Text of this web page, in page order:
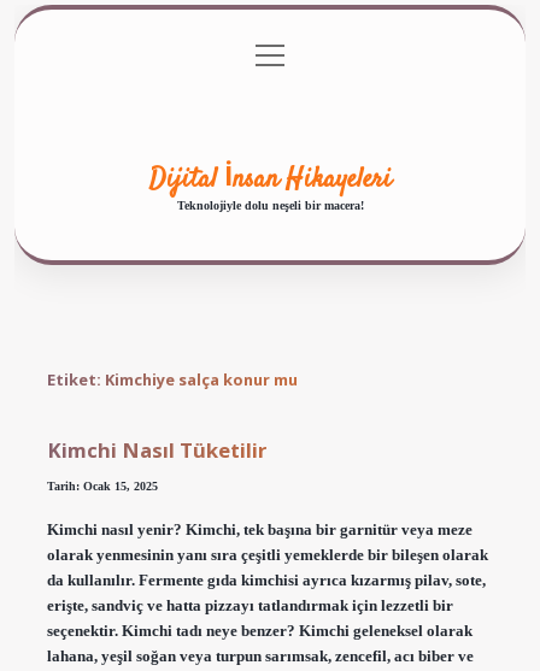
Gizlilik Politikası
menüyü
aç
Dijital İnsan Hikayeleri
Teknolojiyle dolu neşeli bir macera!
Etiket: Kimchiye salça konur mu
Kimchi Nasıl Tüketilir
Tarih: Ocak 15, 2025
Kimchi nasıl yenir? Kimchi, tek başına bir garnitür veya meze
olarak yenmesinin yanı sıra çeşitli yemeklerde bir bileşen olarak
da kullanılır. Fermente gıda kimchisi ayrıca kızarmış pilav, sote,
erişte, sandviç ve hatta pizzayı tatlandırmak için lezzetli bir
seçenektir. Kimchi tadı neye benzer? Kimchi geleneksel olarak
lahana, yeşil soğan veya turpun sarımsak, zencefil, acı biber ve